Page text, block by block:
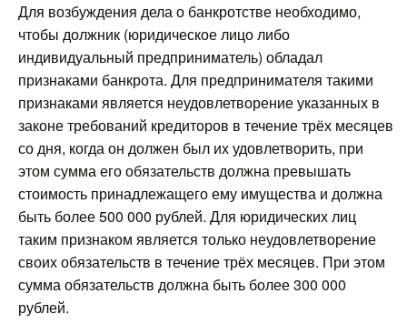
Для возбуждения дела о банкротстве необходимо,
чтобы должник (юридическое лицо либо
индивидуальный предприниматель) обладал
признаками банкрота. Для предпринимателя такими
признаками является неудовлетворение указанных в
законе требований кредиторов в течение трёх месяцев
со дня, когда он должен был их удовлетворить, при
этом сумма его обязательств должна превышать
стоимость принадлежащего ему имущества и должна
быть более 500 000 рублей. Для юридических лиц
таким признаком является только неудовлетворение
своих обязательств в течение трёх месяцев. При этом
сумма обязательств должна быть более 300 000
рублей.